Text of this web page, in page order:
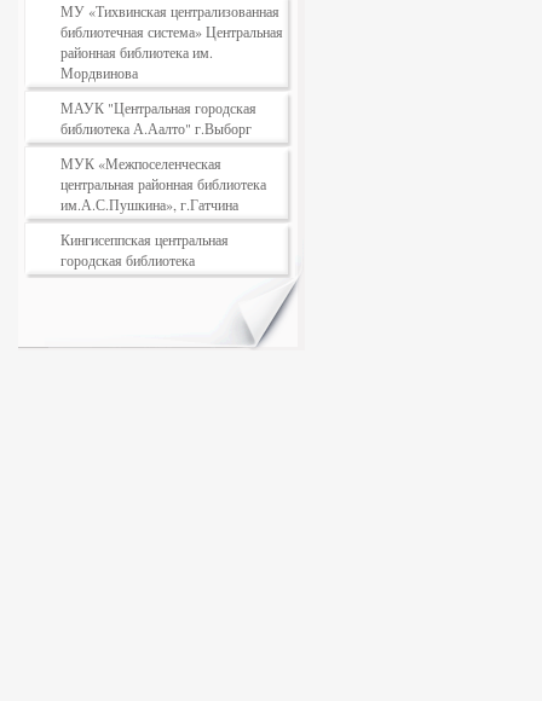
МУ «Тихвинская централизованная
библиотечная система» Центральная
районная библиотека им.
Мордвинова
МАУК "Центральная городская
библиотека А.Аалто" г.Выборг
МУК «Межпоселенческая
центральная районная библиотека
им.А.С.Пушкина», г.Гатчина
Кингисеппская центральная
городская библиотека